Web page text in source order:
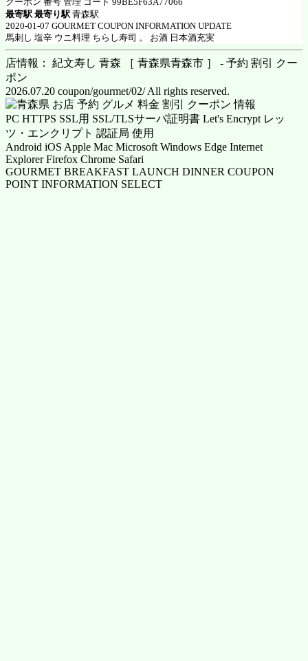
最寄駅 最寄り駅 青森駅
2020-01-07 GOURMET COUPON INFORMATION UPDATE
馬刺し 塩辛 ウニ料理 ちらし寿司 。 お酒 日本酒充実
店情報： 紀文寿し 青森 ［ 青森県青森市 ］ - 予約 割引 クー
ポン
2026.07.20 coupon/gourmet/02/ All rights reserved.
PC HTTPS SSL用 SSL/TLSサーバ証明書 Let's Encrypt レッ
ツ・エンクリプト 認証局 使用
Android iOS Apple Mac Microsoft Windows Edge Internet
Explorer Firefox Chrome Safari
GOURMET BREAKFAST LAUNCH DINNER COUPON
POINT INFORMATION SELECT